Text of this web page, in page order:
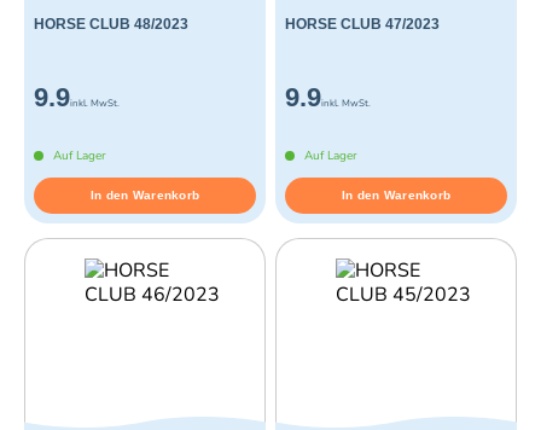
HORSE CLUB 48/2023
9.9inkl. MwSt.
Auf Lager
In den Warenkorb
HORSE CLUB 47/2023
9.9inkl. MwSt.
Auf Lager
In den Warenkorb